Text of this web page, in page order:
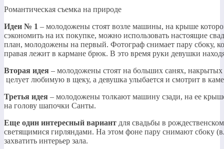
Романтическая съемка на природе
Идеи № 1 – молодожены стоят возле машины, на крыше
сэкономить на их покупке, можно использовать настоящие
план, молодожены на первый. Фотограф снимает пару сбоку,
правая лежит в кармане брюк. В это время руки девушки
Вторая идея – молодожены стоят на больших санях,
целует любимую в щеку, а девушка улыбается и смотрит в
Третья идея – молодожены толкают машину сзади, на ее
на голову шапочки Санты.
Еще один интересный вариант для свадьбы в
светящимися гирляндами. На этом фоне пару снимают сбоку
захватить интерьер зала.